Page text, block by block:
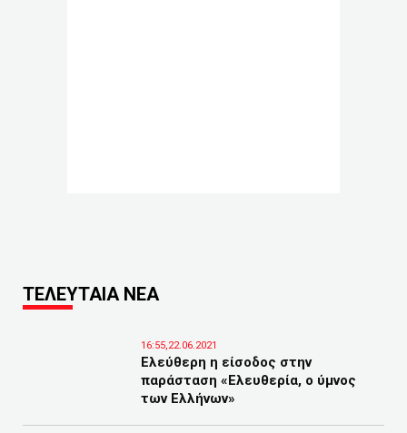
ΤΕΛΕΥΤΑΙΑ ΝΕΑ
16:55,22.06.2021
Ελεύθερη η είσοδος στην
παράσταση «Ελευθερία, ο ύμνος
των Ελλήνων»